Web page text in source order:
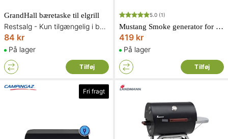
GrandHall bæretaske til elgrill
Restsalg - Kun tilgængelig i begrænset antal og så længe lager haves
84 kr
På lager
Tilføj
5.0 (1)
Mustang Smoke generator for cold smoking
419 kr
På lager
Tilføj
Fri fragt